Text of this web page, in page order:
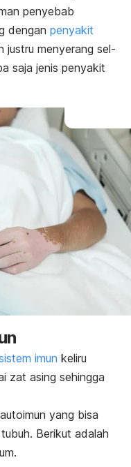
penyebab
dengan penyakit
justru menyerang sel-
saja jenis penyakit
imun keliru
zat asing sehingga
yang bisa
Berikut adalah